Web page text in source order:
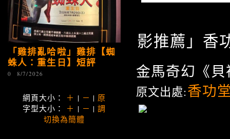
影推薦」香
金馬奇幻《
原文出處:香功
「雞排亂哈啦」雞排【蜘
蛛人：重生日】短評
0 8/7/2026
網頁大小： ＋ | － | 原
字型大小： ＋ | － |調
切換為簡體